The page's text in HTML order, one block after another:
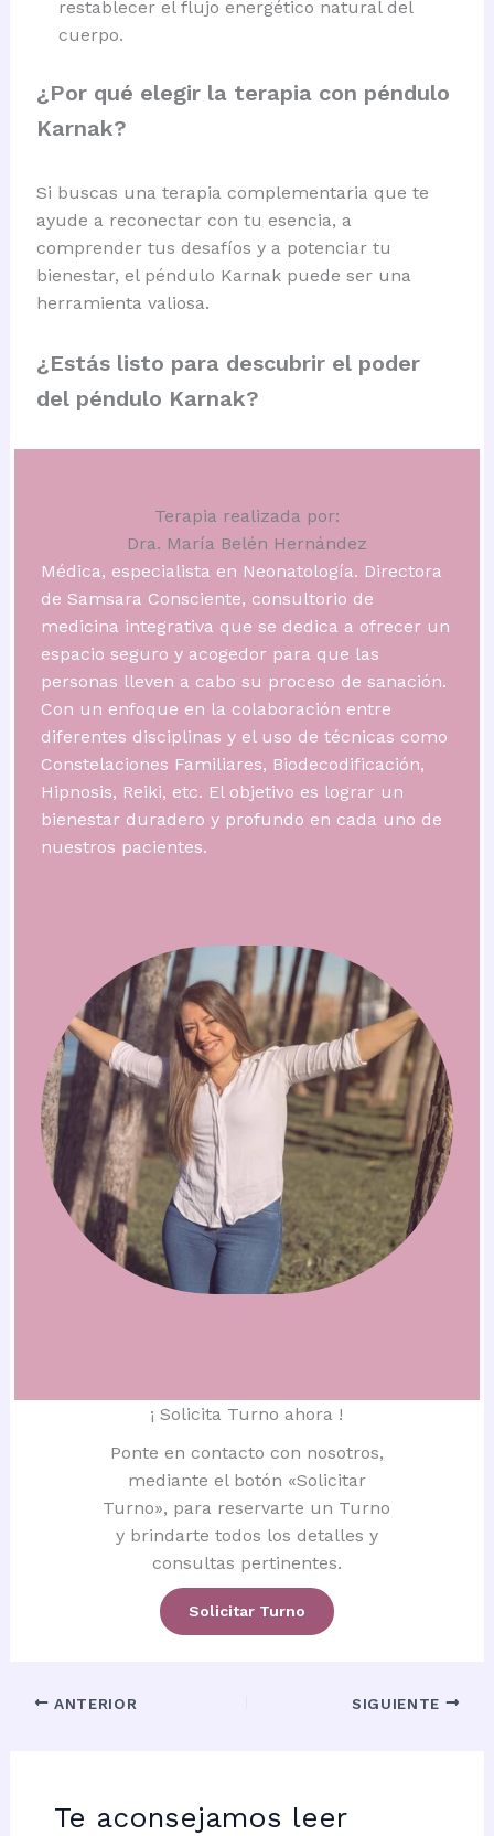
restablecer el flujo energético natural del
cuerpo.
¿Por qué elegir la terapia con péndulo
Karnak?
Si buscas una terapia complementaria que te
ayude a reconectar con tu esencia, a
comprender tus desafíos y a potenciar tu
bienestar, el péndulo Karnak puede ser una
herramienta valiosa.
¿Estás listo para descubrir el poder
del péndulo Karnak?
Terapia realizada por:
Dra. María Belén Hernández
Médica, especialista en Neonatología. Directora
de Samsara Consciente, consultorio de
medicina integrativa que se dedica a ofrecer un
espacio seguro y acogedor para que las
personas lleven a cabo su proceso de sanación.
Con un enfoque en la colaboración entre
diferentes disciplinas y el uso de técnicas como
Constelaciones Familiares, Biodecodificación,
Hipnosis, Reiki, etc. El objetivo es lograr un
bienestar duradero y profundo en cada uno de
nuestros pacientes.
¡ Solicita Turno ahora !
Ponte en contacto con nosotros,
mediante el botón «Solicitar
Turno», para reservarte un Turno
y brindarte todos los detalles y
consultas pertinentes.
Solicitar Turno
ANTERIOR SIGUIENTE
Te aconsejamos leer